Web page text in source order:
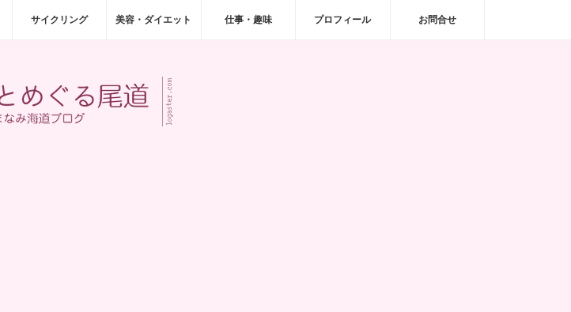
サイクリング 美容・ダイエット 仕事・趣味 プロフィール お問合せ